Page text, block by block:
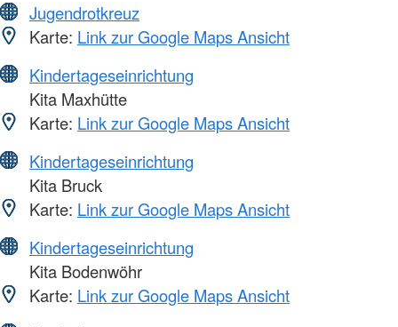
Jugendrotkreuz
Karte: Link zur Google Maps Ansicht
Kindertageseinrichtung
Kita Maxhütte
Karte: Link zur Google Maps Ansicht
Kindertageseinrichtung
Kita Bruck
Karte: Link zur Google Maps Ansicht
Kindertageseinrichtung
Kita Bodenwöhr
Karte: Link zur Google Maps Ansicht